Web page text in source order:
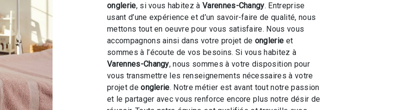
onglerie, si vous habitez à Varennes-Changy. Entreprise
usant d’une expérience et d’un savoir-faire de qualité, nous
mettons tout en oeuvre pour vous satisfaire. Nous vous
accompagnons ainsi dans votre projet de onglerie et
sommes à l’écoute de vos besoins. Si vous habitez à
Varennes-Changy, nous sommes à votre disposition pour
vous transmettre les renseignements nécessaires à votre
projet deonglerie. Notre métier est avant tout notre passion
et le partager avec vous renforce encore plus notre désir de